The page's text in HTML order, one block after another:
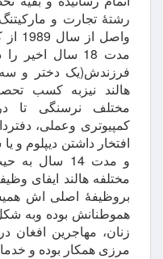
رشتۀ تجارت و
مدت 18 سال
فرزندش(یک دختر و
هالند نیزبه کسب
مختلف نرسنگی تا
کمپیوتری وعملی،
افتخار داشتن دیپلوم و
و مدت 14
مختلفه هالند ایفای
بروظیفۀ اصلی اش
هموطنانش بوده وبه
زنان، مهاجرین افغان
مرزی همکار بوده و